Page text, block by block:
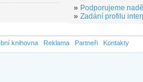
» Podporujeme
» Zadání profilu
knihovna Reklama Partneři Kontakty